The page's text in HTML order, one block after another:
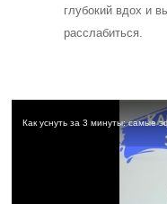
глубокий вдох и
расслабиться.
Как уснуть за 3 минуты: самые